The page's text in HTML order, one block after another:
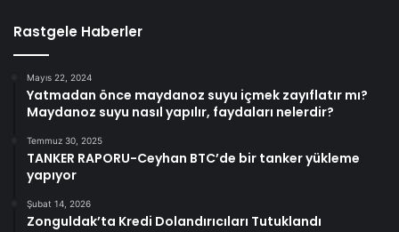
Rastgele Haberler
Mayıs 22, 2024
Yatmadan önce maydanoz suyu içmek zayıflatır mı?
Maydanoz suyu nasıl yapılır, faydaları nelerdir?
Temmuz 30, 2025
TANKER RAPORU-Ceyhan BTC’de bir tanker yükleme
yapıyor
Şubat 14, 2026
Zonguldak’ta Kredi Dolandırıcıları Tutuklandı